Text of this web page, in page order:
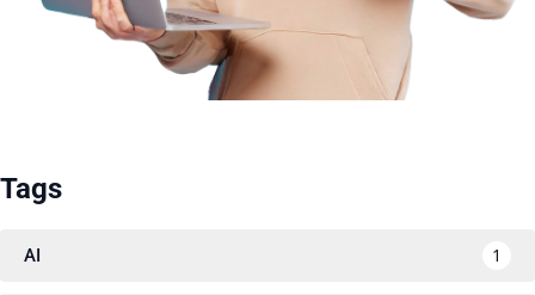
Tags
AI 1